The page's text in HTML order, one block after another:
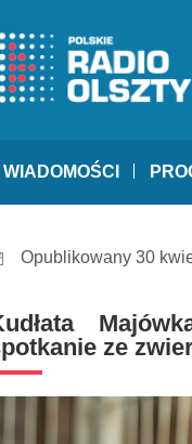
WIADOMOŚCI
Opublikowany 30
ze